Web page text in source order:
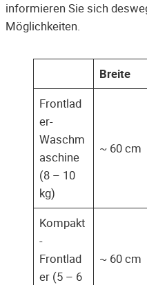
informieren Sie sich
Möglichkeiten.
Breite
Frontlad
er-
Waschm
aschine
(8 – 10
kg)
~ 60 cm
Kompakt
-
Frontlad
er (5 – 6
~ 60 cm